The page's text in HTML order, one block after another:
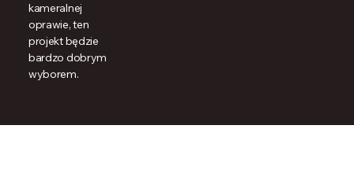
kameralnej
oprawie, ten
projekt będzie
bardzo dobrym
wyborem.